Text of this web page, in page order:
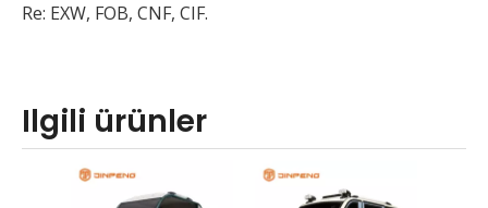
Re: EXW, FOB, CNF, CIF.
Ilgili ürünler